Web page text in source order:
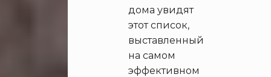
дома увидят
этот список,
выставленный
на самом
эффективном